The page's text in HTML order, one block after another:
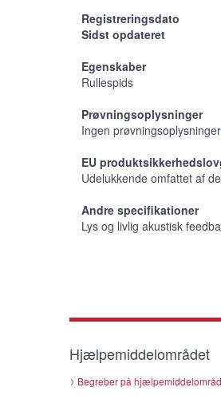
Registreringsdato
Sidst opdateret
Egenskaber
Rullespids
Prøvningsoplysninger
Ingen prøvningsoplysninger
EU
Udelukkende omfattet af
Andre specifikationer
Lys og livlig akustisk
Hjælpemiddelområdet
Begreber på